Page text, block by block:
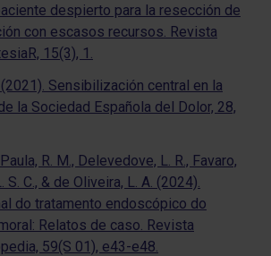
despierto para la resección de
con escasos recursos. Revista
15(3), 1.
Sensibilización central en la
la Sociedad Española del Dolor, 28,
R. M., Delevedove, L. R., Favaro,
S. C., & de Oliveira, L. A. (2024).
do tratamento endoscópico do
Relatos de caso. Revista
59(S 01), e43-e48.